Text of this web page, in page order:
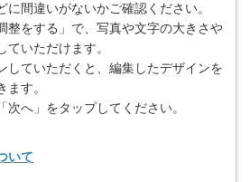
間違いがないかご確認ください。
をする」で、写真や文字の大きさや
いただけます。
ていただくと、編集したデザインを
す。
へ」をタップしてください。
いて